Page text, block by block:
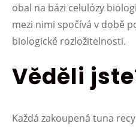
obal na bázi celulózy
mezi nimi spočívá v době
biologické rozložitelnosti.
Věděli
Každá zakoupená tuna